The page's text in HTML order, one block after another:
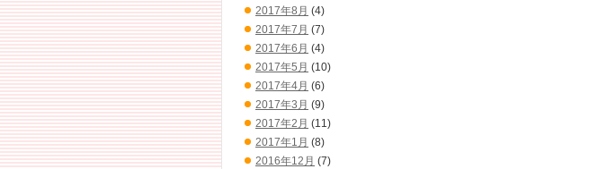
2017年8月 (4)
2017年7月 (7)
2017年6月 (4)
2017年5月 (10)
2017年4月 (6)
2017年3月 (9)
2017年2月 (11)
2017年1月 (8)
2016年12月 (7)